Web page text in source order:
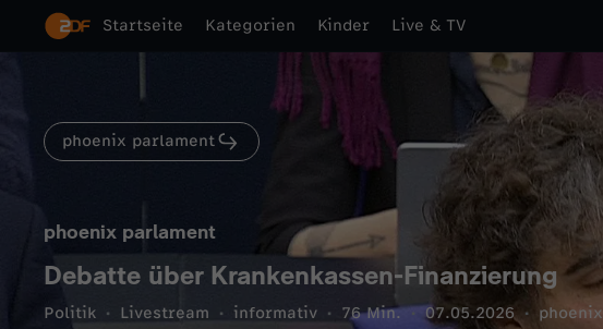
Startseite Kategorien Kinder Live & TV
phoenix parlament
phoenix parlament
Debatte über Krankenkassen-Finanzierung
Politik Livestream informativ 76 Min. 07.05.2026 phoenix